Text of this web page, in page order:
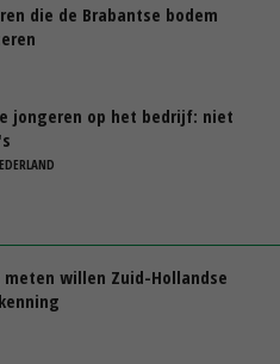
die de Brabantse bodem
jongeren op het bedrijf: niet
willen Zuid-Hollandse